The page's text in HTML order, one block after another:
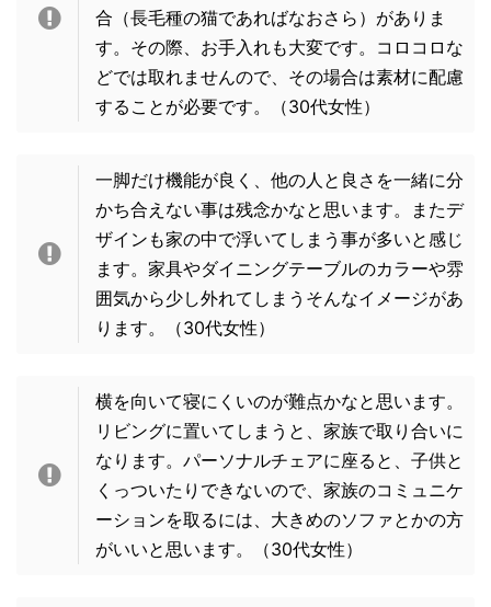
合（長毛種の猫であればなおさら）がありま
す。その際、お手入れも大変です。コロコロな
どでは取れませんので、その場合は素材に配慮
することが必要です。
（30代女性）
一脚だけ機能が良く、他の人と良さを一緒に分
かち合えない事は残念かなと思います。またデ
ザインも家の中で浮いてしまう事が多いと感じ
ます。家具やダイニングテーブルのカラーや雰
囲気から少し外れてしまうそんなイメージがあ
ります。
（30代女性）
横を向いて寝にくいのが難点かなと思います。
リビングに置いてしまうと、家族で取り合いに
なります。パーソナルチェアに座ると、子供と
くっついたりできないので、家族のコミュニケ
ーションを取るには、大きめのソファとかの方
がいいと思います。
（30代女性）